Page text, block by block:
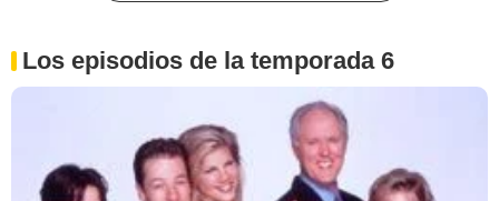
Los episodios de la temporada 6